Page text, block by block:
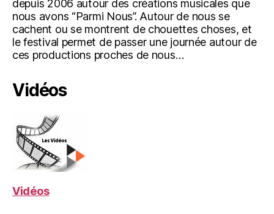
depuis 2006 autour des créations musicales que
nous avons “Parmi Nous”. Autour de nous se
cachent ou se montrent de chouettes choses, et
le festival permet de passer une journée autour de
ces productions proches de nous…
Vidéos
Vidéos